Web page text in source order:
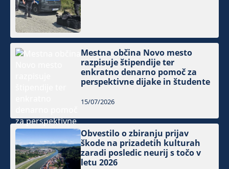
Mestna občina Novo mesto
razpisuje štipendije ter
enkratno denarno pomoč za
perspektivne dijake in študente
15/07/2026
Obvestilo o zbiranju prijav
škode na prizadetih kulturah
zaradi posledic neurij s točo v
letu 2026